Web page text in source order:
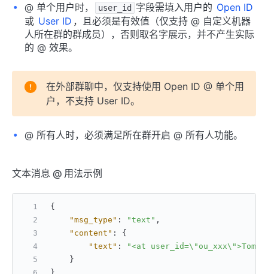
@ 单个用户时， user_id 字段需填入用户的 Open ID
或 User ID ，且必须是有效值（仅支持 @ 自定义机器
人所在群的群成员），否则取名字展示，并不产生实际
的 @ 效果。
在外部群聊中，仅支持使用 Open ID @ 单个用
户，不支持 User ID。
@ 所有人时，必须满足所在群开启 @ 所有人功能。
文本消息 @ 用法示例
{
"msg_type" : "text" ,
"content" :
{
"text" :
"<at user_id=\"ou_xxx\">Tom</
}